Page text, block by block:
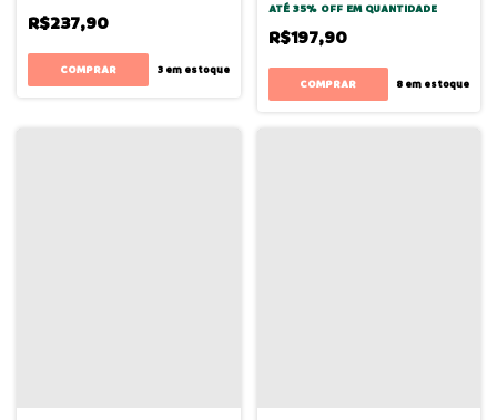
R$237,90
COMPRAR 3em estoque
ATÉ 35% OFF EM QUANTIDADE
R$197,90
COMPRAR 8 em estoque